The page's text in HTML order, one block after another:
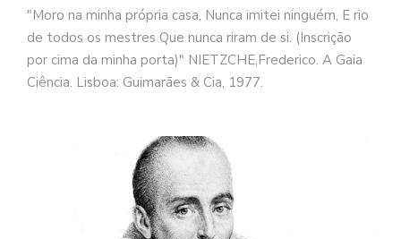
"Moro na minha própria casa, Nunca imitei ninguém, E rio
de todos os mestres Que nunca riram de si. (Inscrição
por cima da minha porta)" NIETZCHE,Frederico. A Gaia
Ciência. Lisboa: Guimarães & Cia, 1977.